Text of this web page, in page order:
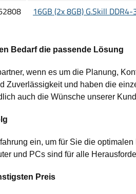
16GB (2x 8GB) G.Skill
Bedarf die passende Lösung
wenn es um die Planung,
Zuverlässigkeit und haben die
auch die Wünsche unserer
ein, um für Sie die
und PCs sind für alle
Preis